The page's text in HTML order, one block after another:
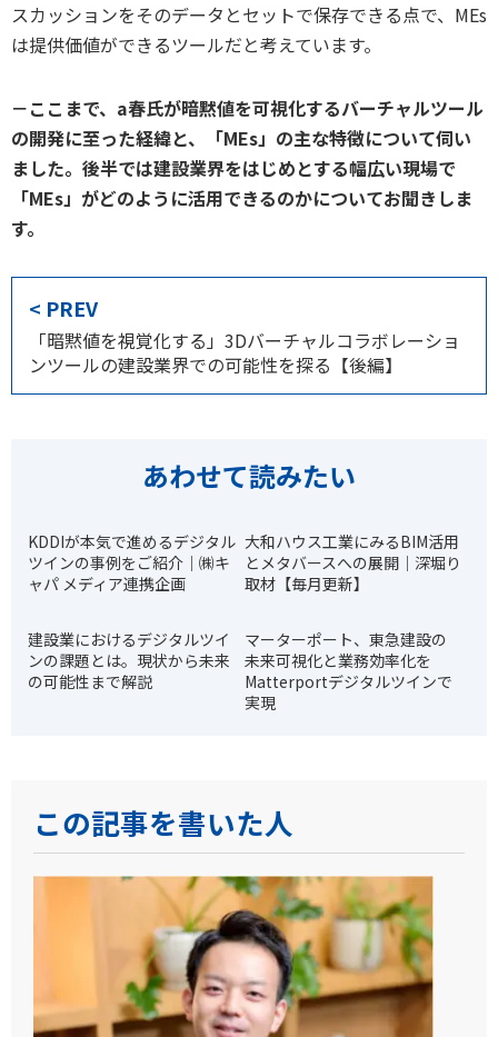
スカッションをそのデータとセットで保存できる点で、MEs
は提供価値ができるツールだと考えています。
－ここまで、a春氏が暗黙値を可視化するバーチャルツール
の開発に至った経緯と、「MEs」の主な特徴について伺い
ました。後半では建設業界をはじめとする幅広い現場で
「MEs」がどのように活用できるのかについてお聞きしま
す。
< PREV
「暗黙値を視覚化する」3Dバーチャルコラボレーショ
ンツールの建設業界での可能性を探る【後編】
あわせて読みたい
KDDIが本気で進めるデジタル
ツインの事例をご紹介｜㈱キ
ャパ メディア連携企画
大和ハウス工業にみるBIM活用
とメタバースへの展開｜深堀り
取材【毎月更新】
建設業におけるデジタルツイ
ンの課題とは。現状から未来
の可能性まで解説
マーターポート、東急建設の
未来可視化と業務効率化を
Matterportデジタルツインで
実現
この記事を書いた人